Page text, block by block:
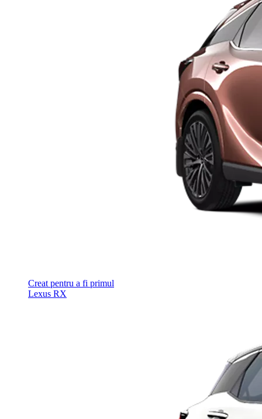
Creat pentru a fi primul
Lexus RX